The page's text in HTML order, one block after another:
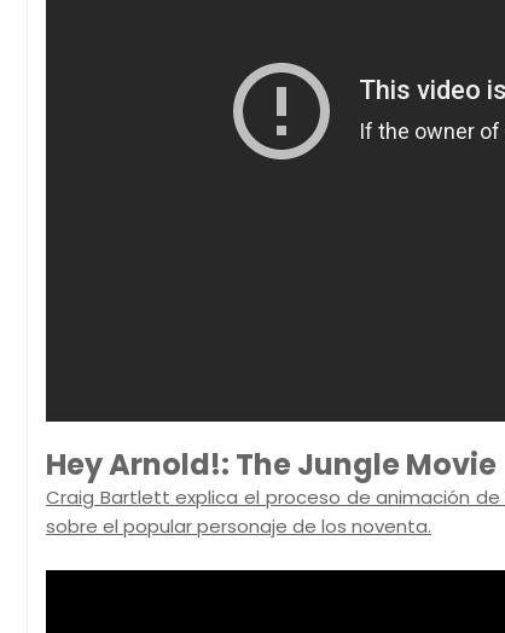
Hey Arnold!: The Jungle Movie
Craig Bartlett explica el proceso de animación de
sobre el popular personaje de los noventa.